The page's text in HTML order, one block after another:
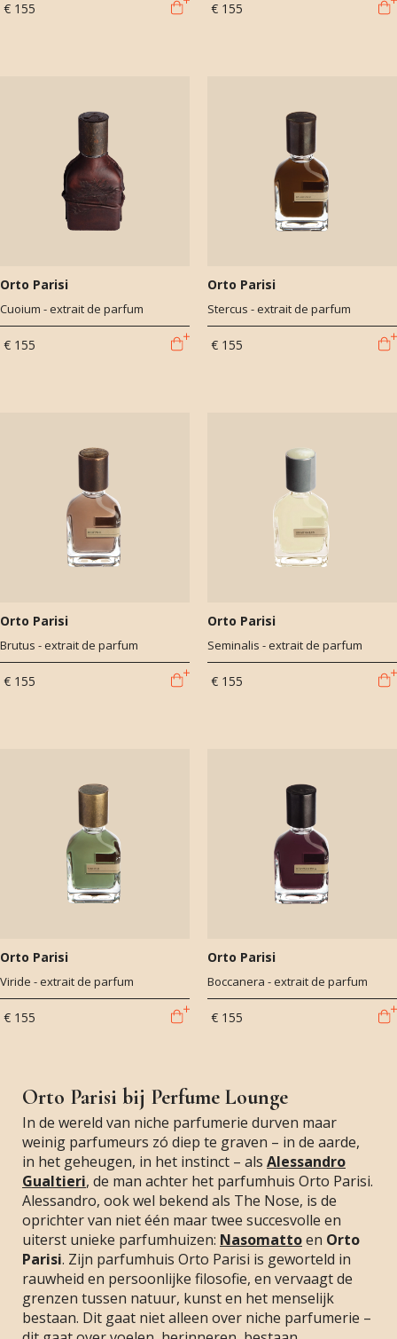
€ 155 € 155
Orto Parisi
Cuoium - extrait de parfum
€ 155
Orto Parisi
Stercus - extrait de parfum
€ 155
Orto Parisi
Brutus - extrait de parfum
€ 155
Orto Parisi
Seminalis - extrait de parfum
€ 155
Orto Parisi
Viride - extrait de parfum
€ 155
Orto Parisi
Boccanera - extrait de parfum
€ 155
Orto Parisi bij Perfume Lounge
In de wereld van niche parfumerie durven maar
weinig parfumeurs zó diep te graven – in de aarde,
in het geheugen, in het instinct – als Alessandro
Gualtieri, de man achter het parfumhuis Orto Parisi.
Alessandro, ook wel bekend als The Nose, is de
oprichter van niet één maar twee succesvolle en
uiterst unieke parfumhuizen: Nasomattoen Orto
Parisi. Zijn parfumhuis Orto Parisi is geworteld in
rauwheid en persoonlijke filosofie, en vervaagt de
grenzen tussen natuur, kunst en het menselijk
bestaan. Dit gaat niet alleen over niche parfumerie –